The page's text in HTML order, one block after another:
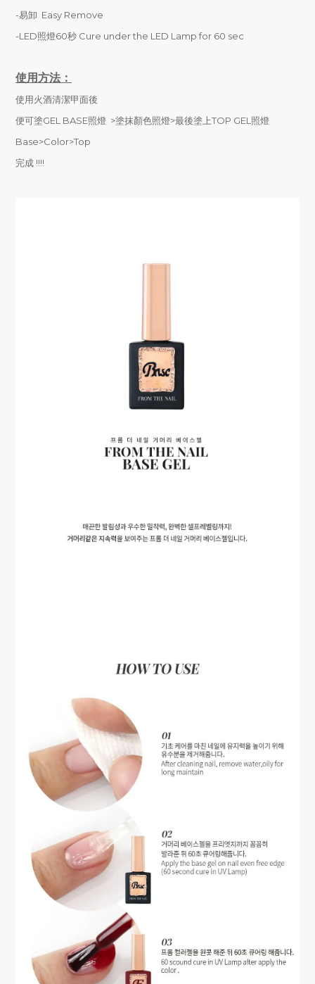
-易卸 Easy Remove
-LED照燈60秒 Cure under the LED Lamp for 60 sec
使用方法：
使用火酒清潔甲面後
便可塗GEL BASE照燈 >塗抹顏色照燈>最後塗上TOP GEL照燈
Base>Color>Top
完成 !!!!